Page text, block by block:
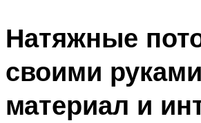
Натяжные
своими
материал и